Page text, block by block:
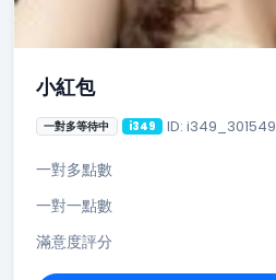
小紅包
一對多等待中 i349 ID: i349_301549
一對多點數
一對一點數
滿意度評分